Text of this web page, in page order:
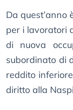
Da quest’anno
per i lavoratori
di nuova
subordinato di
reddito
diritto alla